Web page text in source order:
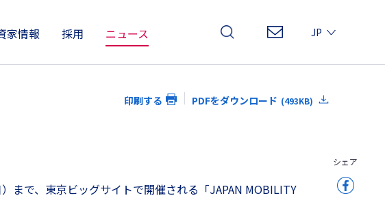
ョン
家情報
採用 ニュース
JP
PDFをダウンロード (493KB)
印刷する
まで、東京ビッグサイトで開催される「JAPAN MOBILITY
シェア